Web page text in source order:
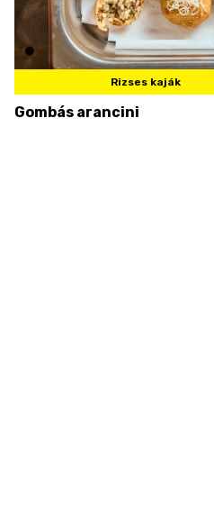
Rizses kaják
Gombás arancini